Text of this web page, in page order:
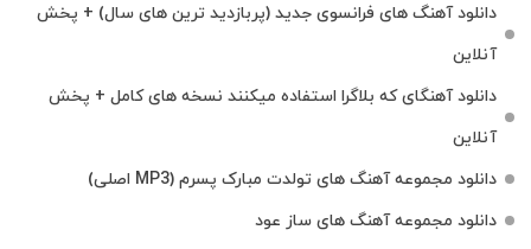
دانلود آهنگ های فرانسوی جدید (پربازدید ترین های سال) + پخش
آنلاین
دانلود آهنگای که بلاگرا استفاده میکنند نسخه های کامل + پخش
آنلاین
دانلود مجموعه آهنگ های تولدت مبارک پسرم (MP3 اصلی)
دانلود مجموعه آهنگ های ساز عود